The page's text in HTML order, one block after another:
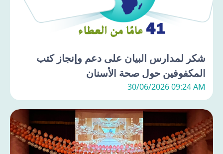
شكر لمدارس البيان على دعم وإنجاز كتب
المكفوفين حول صحة الأسنان
30/06/2026 09:24 AM